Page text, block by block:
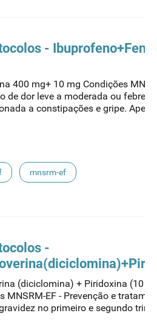
-
400 mg+ 10 mg Condições
dor leve a moderada ou febre e
a constipações e gripe.
mnsrm-ef
-
(diciclomina) + Piridoxina (10
MNSRM-EF - Prevenção e
no primeiro e segundo